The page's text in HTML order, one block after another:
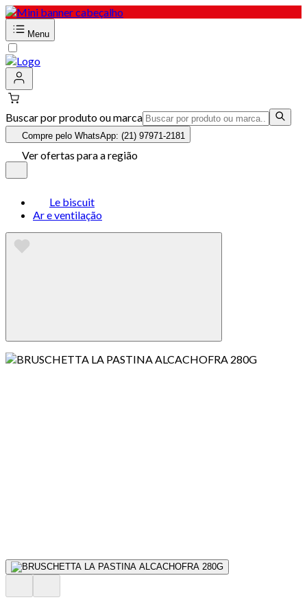
Menu
Buscar por produto ou marca
Compre pelo WhatsApp: (21) 97971-2181
Ver ofertas para a região
Le biscuit
Ar e ventilação